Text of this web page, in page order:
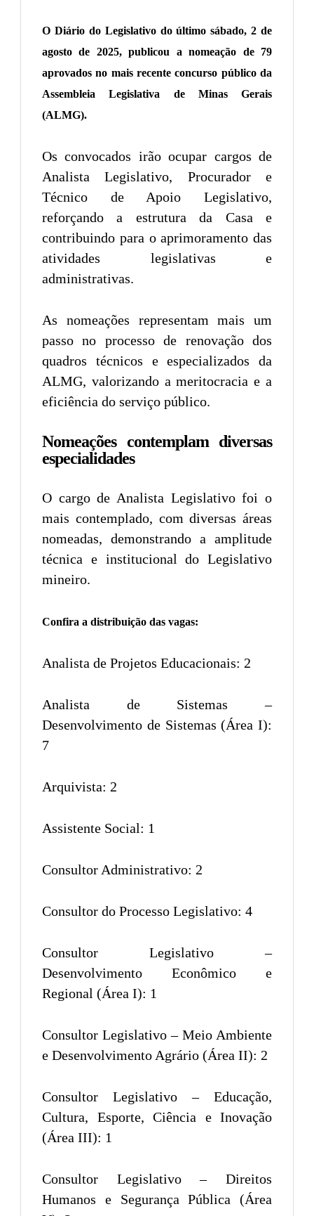
O Diário do Legislativo do último sábado, 2 de
agosto de 2025, publicou a nomeação de 79
aprovados no mais recente concurso público da
Assembleia Legislativa de Minas Gerais
(ALMG).
Os convocados irão ocupar cargos de
Analista Legislativo, Procurador e
Técnico de Apoio Legislativo,
reforçando a estrutura da Casa e
contribuindo para o aprimoramento das
atividades legislativas e
administrativas.
As nomeações representam mais um
passo no processo de renovação dos
quadros técnicos e especializados da
ALMG, valorizando a meritocracia e a
eficiência do serviço público.
Nomeações contemplam diversas
especialidades
O cargo de Analista Legislativo foi o
mais contemplado, com diversas áreas
nomeadas, demonstrando a amplitude
técnica e institucional do Legislativo
mineiro.
Confira a distribuição das vagas:
Analista de Projetos Educacionais: 2
Analista de Sistemas –
Desenvolvimento de Sistemas (Área I):
7
Arquivista: 2
Assistente Social: 1
Consultor Administrativo: 2
Consultor do Processo Legislativo: 4
Consultor Legislativo –
Desenvolvimento Econômico e
Regional (Área I): 1
Consultor Legislativo – Meio Ambiente
e Desenvolvimento Agrário (Área II): 2
Consultor Legislativo – Educação,
Cultura, Esporte, Ciência e Inovação
(Área III): 1
Consultor Legislativo – Direitos
Humanos e Segurança Pública (Área